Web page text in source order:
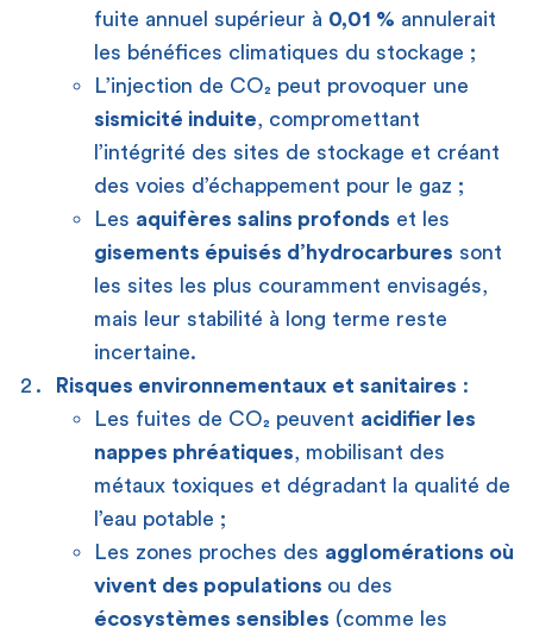
fuite annuel supérieur à 0,01 % annulerait
les bénéfices climatiques du stockage ;
L’injection de CO₂ peut provoquer une
sismicité induite , compromettant
l’intégrité des sites de stockage et créant
des voies d’échappement pour le gaz ;
Les aquifères salins profonds et les
gisements épuisés d’hydrocarbures sont
les sites les plus couramment envisagés,
mais leur stabilité à long terme reste
incertaine.
Risques environnementaux et sanitaires :
Les fuites de CO₂ peuvent acidifier les
nappes phréatiques , mobilisant des
métaux toxiques et dégradant la qualité de
l’eau potable ;
Les zones proches des agglomérations où
vivent des populations ou des
écosystèmes sensibles (comme les